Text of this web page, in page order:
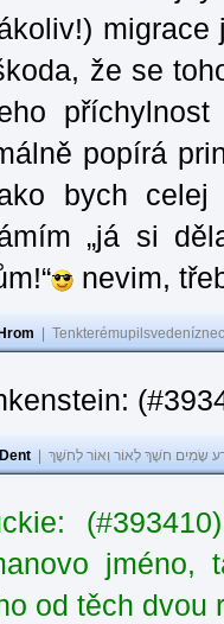
že se
popírá
bych celej
„já si
nevim,
שָׂמִים חֹשֶׁךְ לְאוֹר וְאוֹר לְחֹשֶׁךְ
jméno,
od těch dvou